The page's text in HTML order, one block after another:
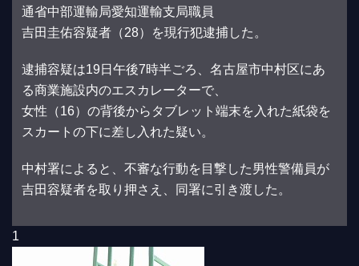
通省中部運輸局愛知運輸支局職員
吉田圭佑容疑者（28）を現行犯逮捕した。
逮捕容疑は19日午後7時半ごろ、名古屋市中村区にあ
る商業施設内のエスカレーターで、
女性（16）の背後からタブレット端末を入れた紙袋を
スカートの下に差し入れた疑い。
中村署によると、不審な行動を目撃した男性警備員が
吉田容疑者を取り押さえ、同署に引き渡した。
1